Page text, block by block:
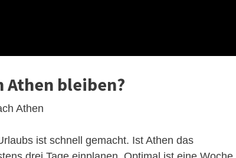
Athen bleiben?
Athen
ist schnell gemacht. Ist Athen das